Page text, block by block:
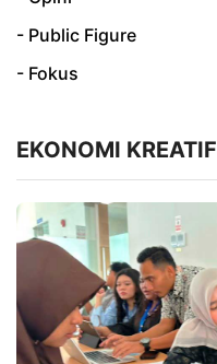
- Public Figure
- Fokus
EKONOMI KREATIF